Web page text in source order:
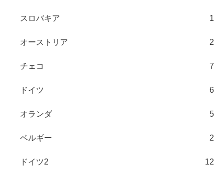
スロバキア 1
オーストリア 2
チェコ 7
ドイツ 6
オランダ 5
ベルギー 2
ドイツ2 12